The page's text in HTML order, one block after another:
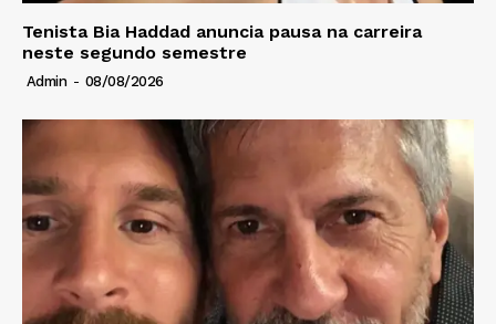
Tenista Bia Haddad anuncia pausa na carreira
neste segundo semestre
Admin - 08/08/2026